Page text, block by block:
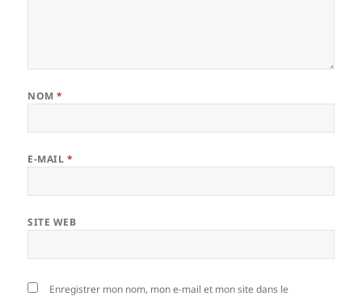
NOM*
E-MAIL *
SITE WEB
Enregistrer mon nom, mon e-mail et mon site dans le